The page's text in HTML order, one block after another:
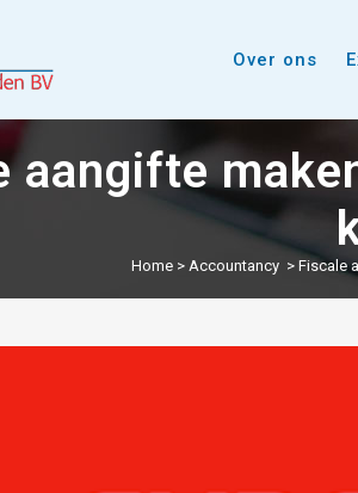
Over ons
aangifte
Home> Accountancy > Fiscale